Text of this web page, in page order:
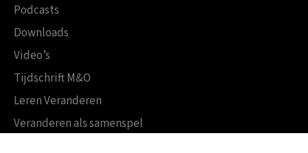
Podcasts
Downloads
Video’s
Tijdschrift M&O
Leren Veranderen
Veranderen als samenspel